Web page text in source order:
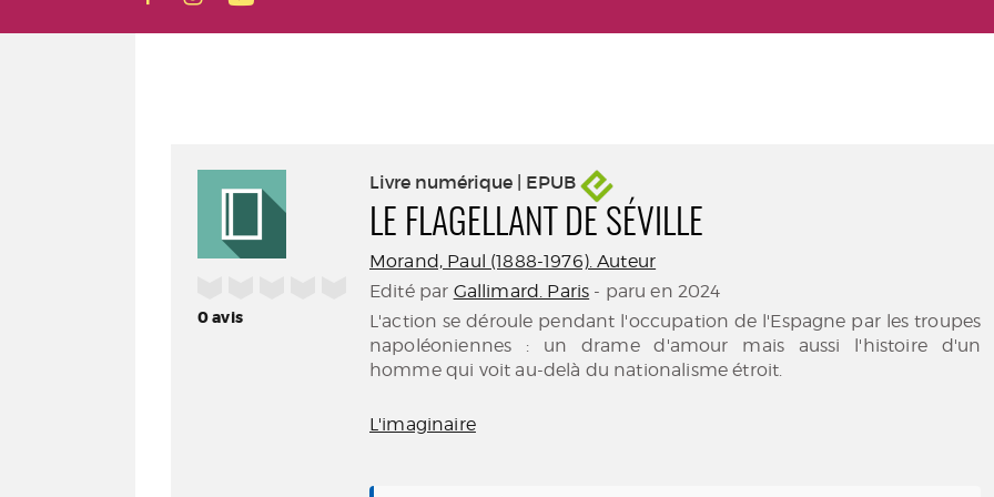
0avis
Livre numérique | EPUB
LE FLAGELLANT DE SÉVILLE
Morand, Paul (1888-1976). Auteur
Edité par Gallimard. Paris - paru en 2024
L'action se déroule pendant l'occupation de l'Espagne par les troupes
napoléoniennes : un drame d'amour mais aussi l'histoire d'un
homme qui voit au-delà du nationalisme étroit.
L'imaginaire